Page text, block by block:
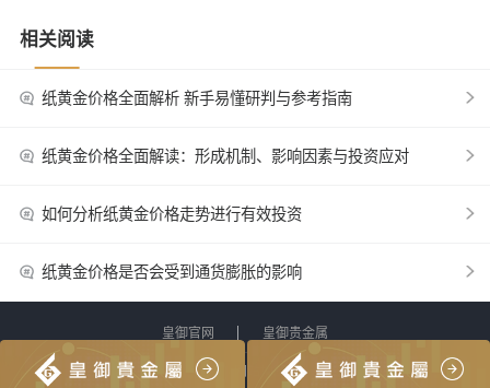
相关阅读
纸黄金价格全面解析 新手易懂研判与参考指南
纸黄金价格全面解读：形成机制、影响因素与投资应对
如何分析纸黄金价格走势进行有效投资
纸黄金价格是否会受到通货膨胀的影响
皇御官网 皇御贵金属
网站地图